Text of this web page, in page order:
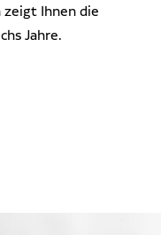
Ihnen die
Jahre.